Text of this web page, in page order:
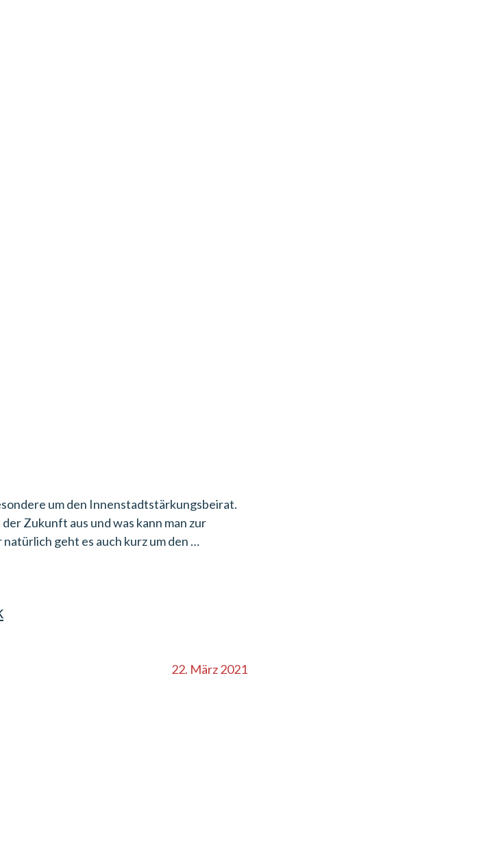
um den Innenstadtstärkungsbeirat.
Zukunft aus und was kann man zur
geht es auch kurz um den …
22. März 2021